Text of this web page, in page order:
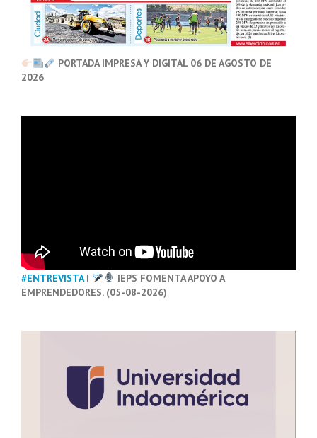
PORTADA IMPRESA Y DIGITAL 06 DE AGOSTO DE
2026
#ENTREVISTA|
IEPS FOMENTA APOYO A
EMPRENDEDORES. (05-08-2026)